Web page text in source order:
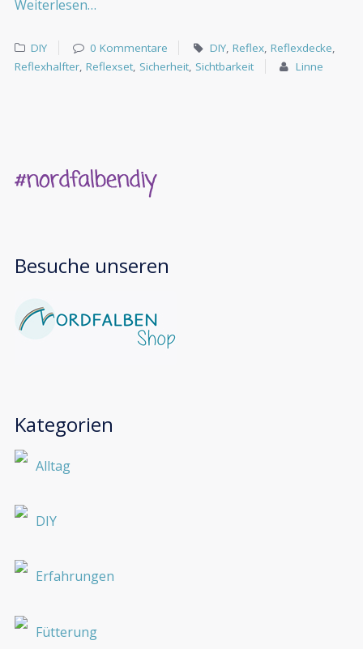
Weiterlesen…
DIY 0 Kommentare DIY, Reflex, Reflexdecke,
Reflexhalfter, Reflexset, Sicherheit, Sichtbarkeit Linne
Besuche unseren
Kategorien
Alltag
DIY
Erfahrungen
Fütterung